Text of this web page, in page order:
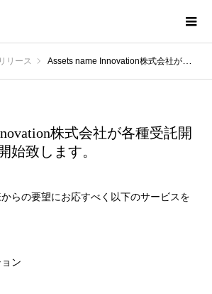
リース Assets name Innovation株式会社が各種受託開発サービスを開始致します。
株式会社が各種受託開
始致します。
らの要望にお応すべく以下のサービスを
ン